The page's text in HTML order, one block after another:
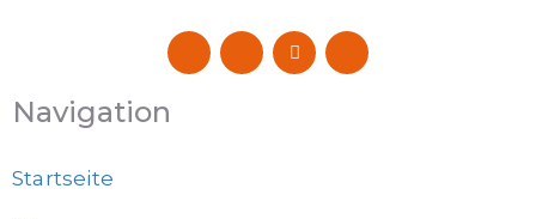
Navigation
Startseite